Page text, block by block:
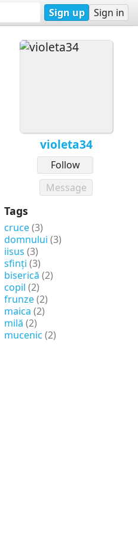
Sign up Sign in
violeta34
Follow
Message
Tags
cruce(3)
domnului (3)
iisus (3)
sfinți (3)
biserică (2)
copil (2)
frunze(2)
maica (2)
milă (2)
mucenic (2)